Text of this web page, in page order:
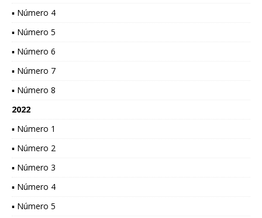
▪ Número 4
▪ Número 5
▪ Número 6
▪ Número 7
▪ Número 8
2022
▪ Número 1
▪ Número 2
▪ Número 3
▪ Número 4
▪ Número 5